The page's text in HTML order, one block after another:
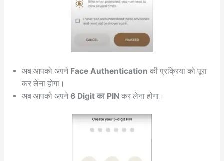
अब आपको अपने Face Authentication की प्रक्रिया को पूरा
कर लेना होगा।
अब आपको अपने6 Digit का PINकर लेना होगा।